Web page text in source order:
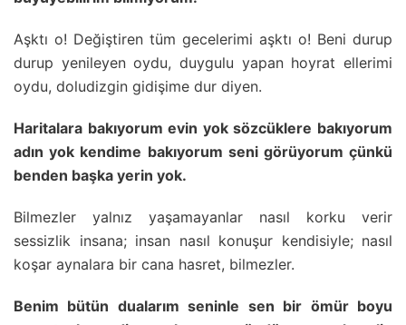
Aşktı o! Değiştiren tüm gecelerimi aşktı o! Beni durup
durup yenileyen oydu, duygulu yapan hoyrat ellerimi
oydu, doludizgin gidişime dur diyen.
Haritalara bakıyorum evin yok sözcüklere bakıyorum
adın yok kendime bakıyorum seni görüyorum çünkü
benden başka yerin yok.
Bilmezler yalnız yaşamayanlar nasıl korku verir
sessizlik insana; insan nasıl konuşur kendisiyle; nasıl
koşar aynalara bir cana hasret, bilmezler.
Benim bütün dualarım seninle sen bir ömür boyu